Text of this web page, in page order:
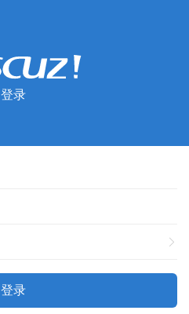
登录
登录